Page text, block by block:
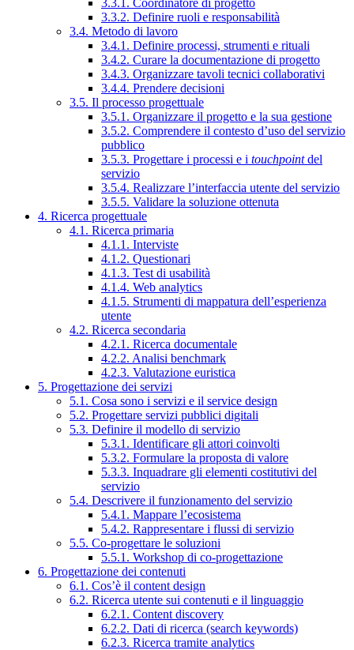
3.3.1. Coordinatore di progetto
3.3.2. Definire ruoli e responsabilità
3.4. Metodo di lavoro
3.4.1. Definire processi, strumenti e rituali
3.4.2. Curare la documentazione di progetto
3.4.3. Organizzare tavoli tecnici collaborativi
3.4.4. Prendere decisioni
3.5. Il processo progettuale
3.5.1. Organizzare il progetto e la sua gestione
3.5.2. Comprendere il contesto d’uso del servizio
pubblico
3.5.3. Progettare i processi e i touchpointdel
servizio
3.5.4. Realizzare l’interfaccia utente del servizio
3.5.5. Validare la soluzione ottenuta
4. Ricerca progettuale
4.1. Ricerca primaria
4.1.1. Interviste
4.1.2. Questionari
4.1.3. Test di usabilità
4.1.4. Web analytics
4.1.5. Strumenti di mappatura dell’esperienza
utente
4.2. Ricerca secondaria
4.2.1. Ricerca documentale
4.2.2. Analisi benchmark
4.2.3. Valutazione euristica
5. Progettazione dei servizi
5.1. Cosa sono i servizi e il service design
5.2. Progettare servizi pubblici digitali
5.3. Definire il modello di servizio
5.3.1. Identificare gli attori coinvolti
5.3.2. Formulare la proposta di valore
5.3.3. Inquadrare gli elementi costitutivi del
servizio
5.4. Descrivere il funzionamento del servizio
5.4.1. Mappare l’ecosistema
5.4.2. Rappresentare i flussi di servizio
5.5. Co-progettare le soluzioni
5.5.1. Workshop di co-progettazione
6. Progettazione dei contenuti
6.1. Cos’è il content design
6.2. Ricerca utente sui contenuti e il linguaggio
6.2.1. Content discovery
6.2.2. Dati di ricerca (search keywords)
6.2.3. Ricerca tramite analytics